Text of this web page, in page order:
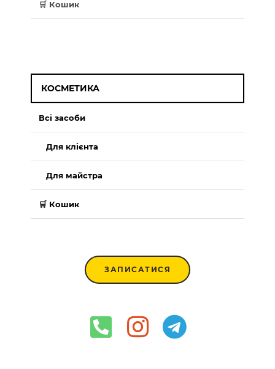
🛒 Кошик
КОСМЕТИКА
Всі засоби
Для клієнта
Для майстра
🛒 Кошик
ЗАПИСАТИСЯ